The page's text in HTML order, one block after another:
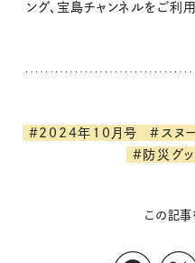
ング、宝島チャンネルをご利用
#2024年10月号 #スヌ
#防災グ
この記事